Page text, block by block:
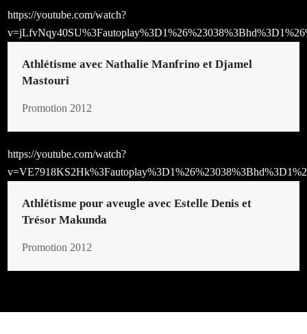
https://youtube.com/watch?
Athlétisme avec Nathalie Manfrino et Djamel
Mastouri
Promotion 2012
https://youtube.com/watch?
Athlétisme pour aveugle avec Estelle Denis et
Trésor Makunda
Promotion 2012